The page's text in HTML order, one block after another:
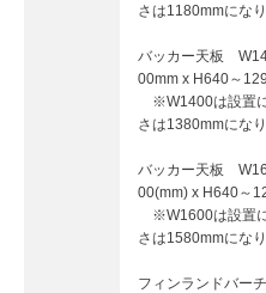
さは1180mmになり
バッカー天板
00mm x H640～
※W1400は設置
さは1380mmになり
バッカー天板
00(mm) x H640～
※W1600は設置
さは1580mmになり
フィンランドバ